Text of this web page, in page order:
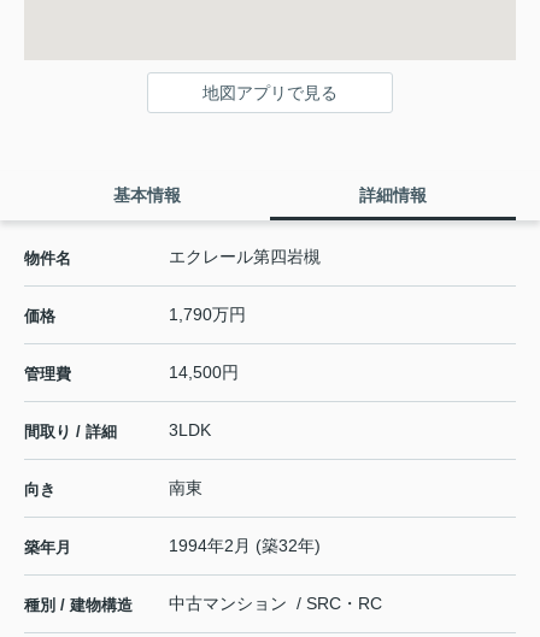
地図アプリで見る
基本情報 詳細情報
物件名 エクレール第四岩槻
価格 1,790万円
管理費 14,500円
間取り / 詳細 3LDK
向き 南東
築年月 1994年2月 (築32年)
種別 / 建物構造 中古マンション / SRC・RC